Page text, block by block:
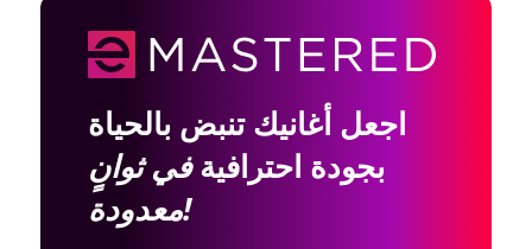
اجعل أغانيك تنبض بالحياة
بجودة احترافيةفي ثوانٍ
معدودة!